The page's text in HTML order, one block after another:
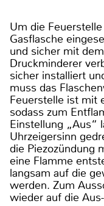
Um die
Gasflasche
und sicher mit
Druckminderer
sicher installiert
muss das
Feuerstelle ist mit
sodass zum
Einstellung „Aus“
Uhrzeigersinn
die Piezozündung
eine Flamme
langsam auf die
werden. Zum
wieder auf die